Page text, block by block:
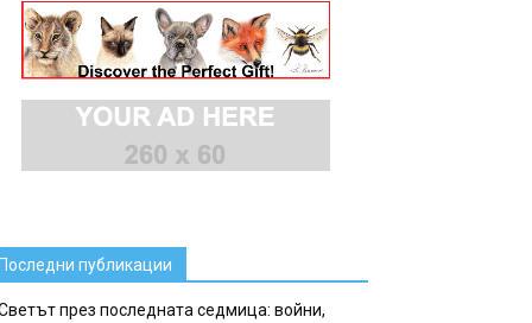
публикации
през последната седмица: войни,